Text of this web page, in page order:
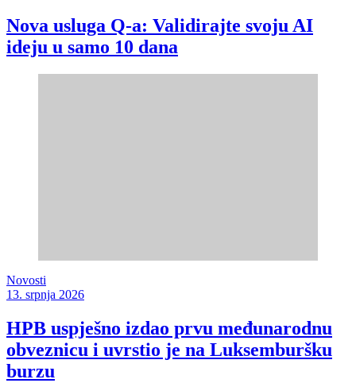
Nova usluga Q-a: Validirajte svoju AI
ideju u samo 10 dana
Novosti
13. srpnja 2026
HPB uspješno izdao prvu međunarodnu
obveznicu i uvrstio je na Luksemburšku
burzu